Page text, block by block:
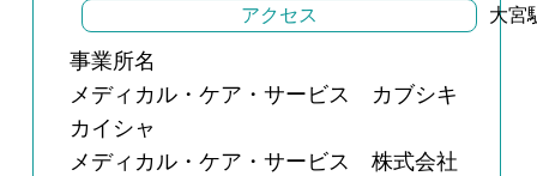
アクセス
大宮
事業所名
メディカル・ケア・サービス カブシキ
カイシャ
メディカル・ケア・サービス 株式会社